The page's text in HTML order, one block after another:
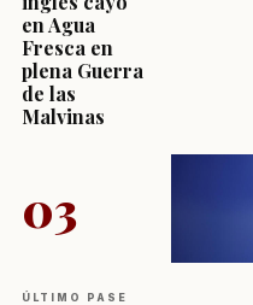
en Agua
Fresca en
plena Guerra
de las
Malvinas
03
ÚLTIMO PASE